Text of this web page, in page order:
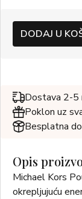
DODAJ U
Dostava 2-5
Poklon uz
Besplatna
Opis
Michael Kors
okrepljujuću